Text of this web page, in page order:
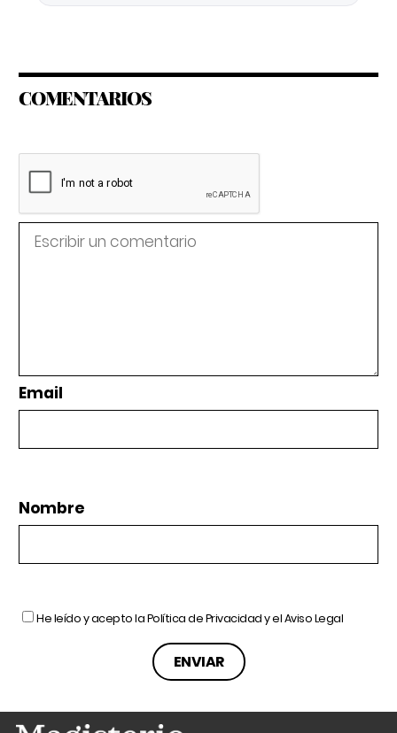
COMENTARIOS
Email
Nombre
He leído y acepto laPolítica de Privacidady elAviso Legal